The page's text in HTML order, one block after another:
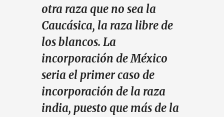
otra raza que no sea la
Caucásica, la raza libre de
los blancos. La
incorporación de México
seria el primer caso de
incorporación de la raza
india, puesto que más de la